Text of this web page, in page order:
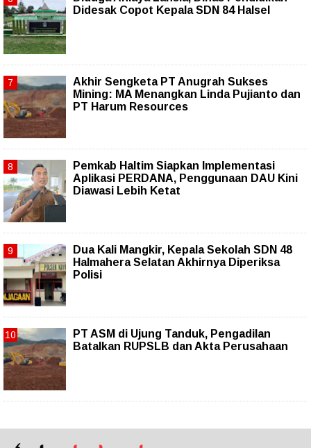
Didesak Copot Kepala SDN 84 Halsel
Akhir Sengketa PT Anugrah Sukses
Mining: MA Menangkan Linda Pujianto dan
PT Harum Resources
Pemkab Haltim Siapkan Implementasi
Aplikasi PERDANA, Penggunaan DAU Kini
Diawasi Lebih Ketat
Dua Kali Mangkir, Kepala Sekolah SDN 48
Halmahera Selatan Akhirnya Diperiksa
Polisi
PT ASM di Ujung Tanduk, Pengadilan
Batalkan RUPSLB dan Akta Perusahaan